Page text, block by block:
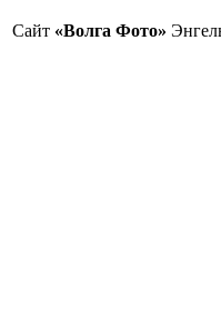
Сайт «Волга Фото»